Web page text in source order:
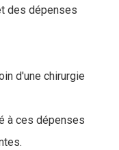
des dépenses
d'une chirurgie
à ces dépenses